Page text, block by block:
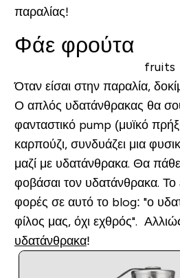
παραλίας!
Φάε φρούτα
Όταν είσαι στην παραλία,
Ο απλός υδατάνθρακας θα
φανταστικό pump (μυϊκό
καρπούζι, συνδυάζει μια
μαζί με υδατάνθρακα. Θα
φοβάσαι τον υδατάνθρακα. Το
φορές σε αυτό το blog: "ο
φίλος μας, όχι εχθρός".
υδατάνθρακα!